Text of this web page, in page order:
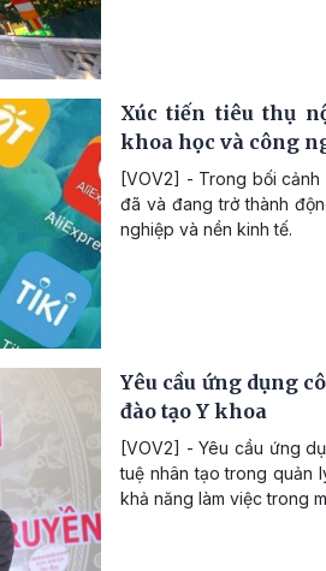
Xúc tiến tiêu thụ
khoa học và công
[VOV2] - Trong bối cảnh
đã và đang trở thành
nghiệp và nền kinh tế.
Yêu cầu ứng dụng
đào tạo Y khoa
[VOV2] - Yêu cầu ứng
tuệ nhân tạo trong quản
khả năng làm việc trong